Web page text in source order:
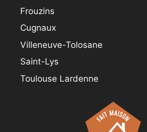
Frouzins
Cugnaux
Villeneuve-Tolosane
Saint-Lys
Toulouse Lardenne